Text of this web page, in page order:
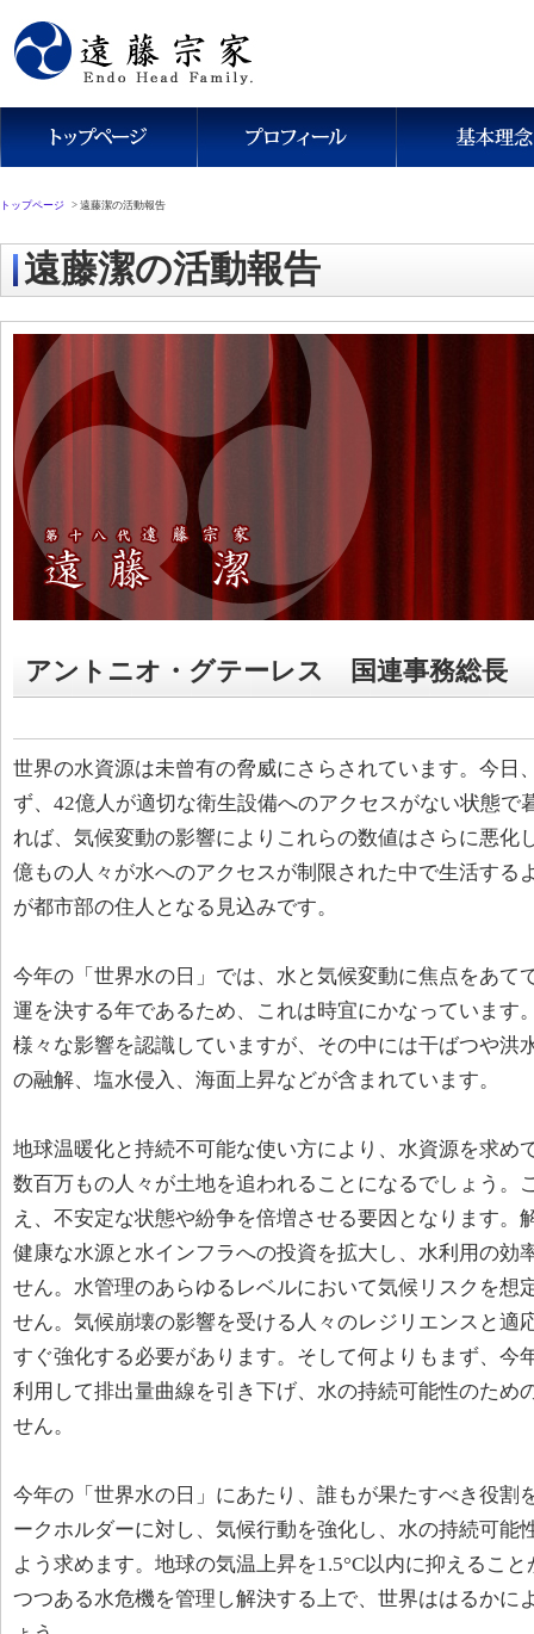
トップページ > 遠藤潔の活動報告
遠藤潔の活動報告
アントニオ・グテーレス 国連事務総長
世界の水資源は未曾有の脅威にさらされています。今日
ず、42億人が適切な衛生設備へのアクセスがない状態で
れば、気候変動の影響によりこれらの数値はさらに悪化
億もの人々が水へのアクセスが制限された中で生活する
が都市部の住人となる見込みです。
今年の「世界水の日」では、水と気候変動に焦点をあて
運を決する年であるため、これは時宜にかなっています
様々な影響を認識していますが、その中には干ばつや洪
の融解、塩水侵入、海面上昇などが含まれています。
地球温暖化と持続不可能な使い方により、水資源を求め
数百万もの人々が土地を追われることになるでしょう。
え、不安定な状態や紛争を倍増させる要因となります。
健康な水源と水インフラへの投資を拡大し、水利用の効
せん。水管理のあらゆるレベルにおいて気候リスクを想
せん。気候崩壊の影響を受ける人々のレジリエンスと適
すぐ強化する必要があります。そして何よりもまず、今
利用して排出量曲線を引き下げ、水の持続可能性のため
せん。
今年の「世界水の日」にあたり、誰もが果たすべき役割
ークホルダーに対し、気候行動を強化し、水の持続可能
よう求めます。地球の気温上昇を1.5°C以内に抑えるこ
つつある水危機を管理し解決する上で、世界ははるかに